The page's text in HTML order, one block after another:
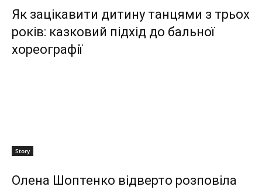
Як зацікавити дитину танцями з трьох
років: казковий підхід до бальної
хореографії
Story
Олена Шоптенко відверто розповіла